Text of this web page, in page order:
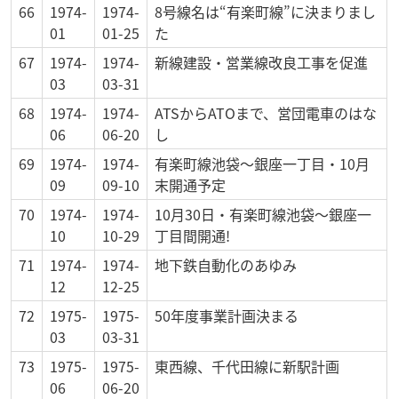
66
1974-
01
1974-
01-25
8号線名は“有楽町線”に決まりまし
た
67
1974-
03
1974-
03-31
新線建設・営業線改良工事を促進
68
1974-
06
1974-
06-20
ATSからATOまで、営団電車のはな
し
69
1974-
09
1974-
09-10
有楽町線池袋～銀座一丁目・10月
末開通予定
70
1974-
10
1974-
10-29
10月30日・有楽町線池袋～銀座一
丁目間開通!
71
1974-
12
1974-
12-25
地下鉄自動化のあゆみ
72
1975-
03
1975-
03-31
50年度事業計画決まる
73
1975-
06
1975-
06-20
東西線、千代田線に新駅計画